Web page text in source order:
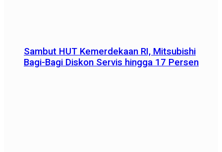
Sambut HUT Kemerdekaan RI, Mitsubishi
Bagi-Bagi Diskon Servis hingga 17 Persen